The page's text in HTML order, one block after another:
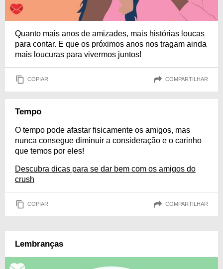
Quanto mais anos de amizades, mais histórias loucas
para contar. E que os próximos anos nos tragam ainda
mais loucuras para vivermos juntos!
COPIAR COMPARTILHAR
Tempo
O tempo pode afastar fisicamente os amigos, mas
nunca consegue diminuir a consideração e o carinho
que temos por eles!
Descubra dicas para se dar bem com os amigos do
crush
COPIAR COMPARTILHAR
Lembranças